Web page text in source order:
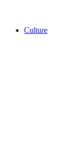
Culture